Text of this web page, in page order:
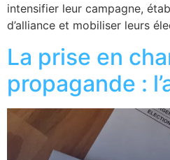
intensifier leur campagne,
d’alliance et mobiliser leurs
La prise en
propagande :